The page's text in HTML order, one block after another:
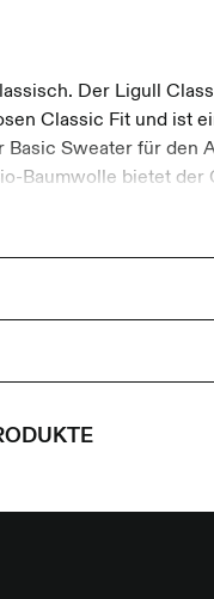
Der Ligull
Classic Fit und ist
Basic Sweater für den
Baumwolle bietet der
und eine